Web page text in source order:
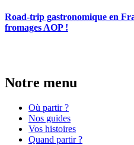
Road-trip gastronomique en
fromages AOP !
Notre menu
Où partir ?
Nos guides
Vos histoires
Quand partir ?